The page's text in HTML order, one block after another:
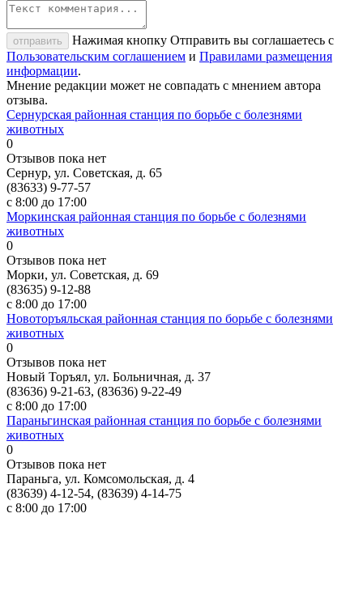
отправить
Нажимая кнопку Отправить вы соглашаетесь с
Пользовательским соглашением и Правилами размещения
информации.
Мнение редакции может не совпадать с мнением автора
отзыва.
Сернурская районная станция по борьбе с болезнями
животных
0
Отзывов пока нет
Сернур, ул. Советская, д. 65
(83633) 9-77-57
с 8:00 до 17:00
Моркинская районная станция по борьбе с болезнями
животных
0
Отзывов пока нет
Морки, ул. Советская, д. 69
(83635) 9-12-88
с 8:00 до 17:00
Новоторъяльская районная станция по борьбе с болезнями
животных
0
Отзывов пока нет
Новый Торъял, ул. Больничная, д. 37
(83636) 9-21-63, (83636) 9-22-49
с 8:00 до 17:00
Параньгинская районная станция по борьбе с болезнями
животных
0
Отзывов пока нет
Параньга, ул. Комсомольская, д. 4
(83639) 4-12-54, (83639) 4-14-75
с 8:00 до 17:00